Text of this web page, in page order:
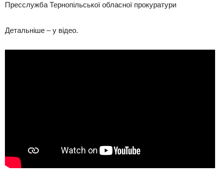
Пресслужба Тернопільської обласної прокуратури
Детальніше – у відео.